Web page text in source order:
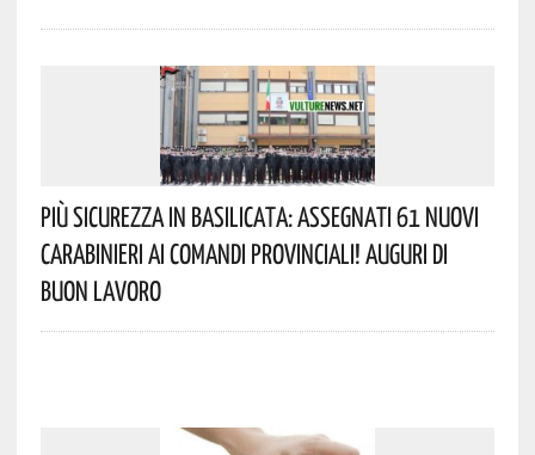
Più Sicurezza In Basilicata: Assegnati 61 Nuovi
Carabinieri Ai Comandi Provinciali! Auguri Di
Buon Lavoro